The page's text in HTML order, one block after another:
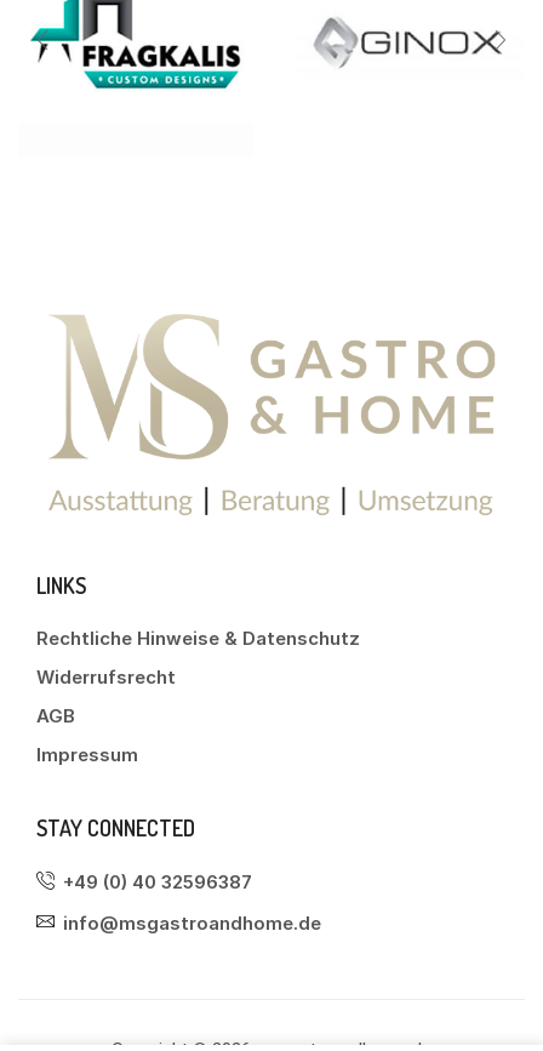
LINKS
Rechtliche Hinweise & Datenschutz
Widerrufsrecht
AGB
Impressum
STAY CONNECTED
+49 (0) 40 32596387
info@msgastroandhome.de